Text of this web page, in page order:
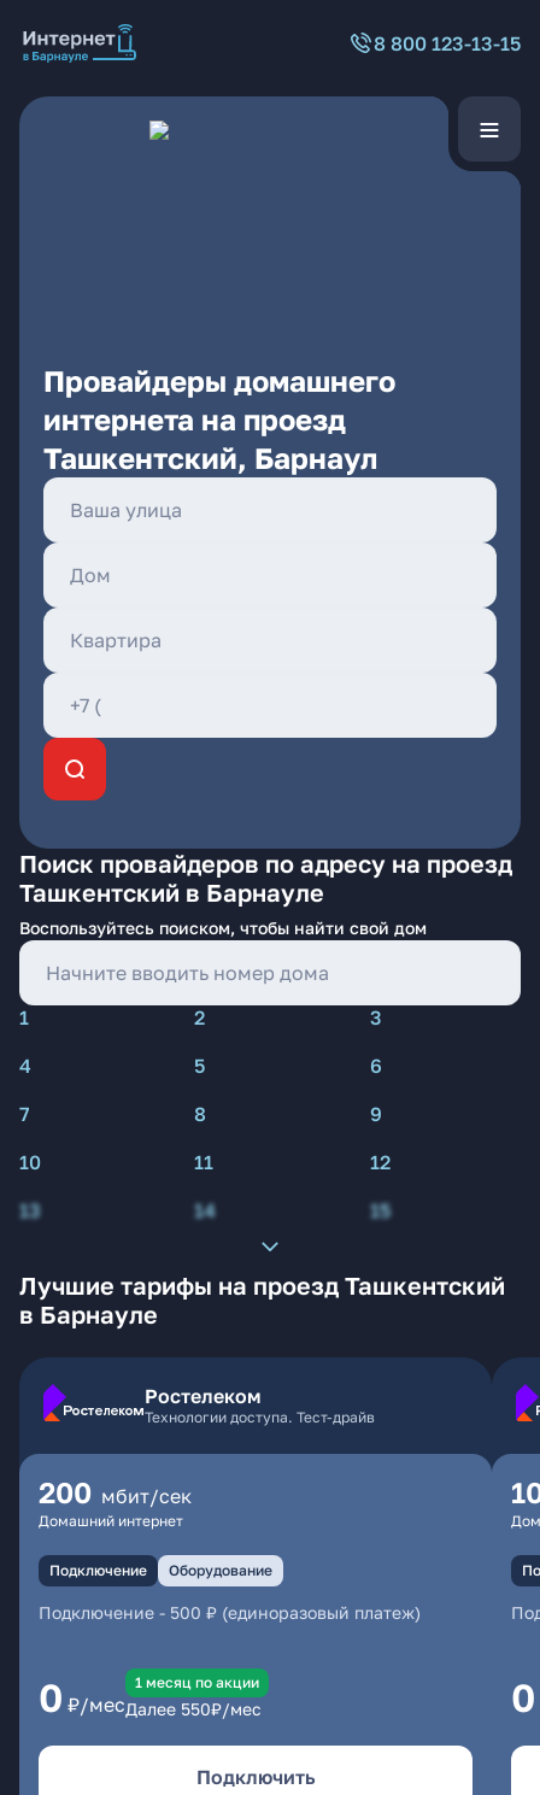
8 800 123-13-15
Провайдеры домашнего
интернета на проезд
Ташкентский, Барнаул
Поиск провайдеров по адресу на проезд
Ташкентский в Барнауле
Воспользуйтесь поиском, чтобы найти свой дом
1 2
3
4
5
6
7
8
9
10
11
12
13
14 15
Лучшие тарифы на проезд Ташкентский
в Барнауле
Ростелеком
Технологии доступа. Тест-драйв
200 мбит/сек
Домашний интернет
Подключение Оборудование
Подключение - 500 ₽ (единоразовый платеж)
0 ₽/мес
1 месяц по акции
Далее 550₽/мес
Подключить
0